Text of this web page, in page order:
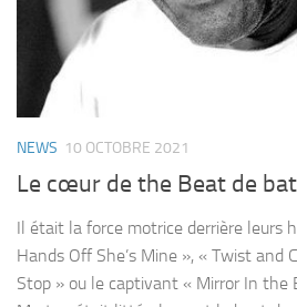
NEWS 10 OCTOBRE 2021
Le cœur de the Beat de
Il était la force motrice derrière leurs
Hands Off She’s Mine », « Twist and
Stop » ou le captivant « Mirror In the